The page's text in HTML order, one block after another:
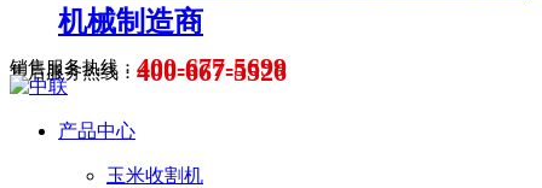
机械制造商
销售服务热线： 400-677-5699
售后服务热线： 400-667-5526
产品中心
玉米收割机